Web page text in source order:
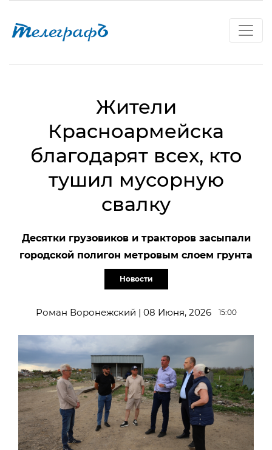
Жители
Красноармейска
благодарят всех, кто
тушил мусорную
свалку
Десятки грузовиков и тракторов засыпали
городской полигон метровым слоем грунта
Новости
Роман Воронежский | 08 Июня, 2026 15:00